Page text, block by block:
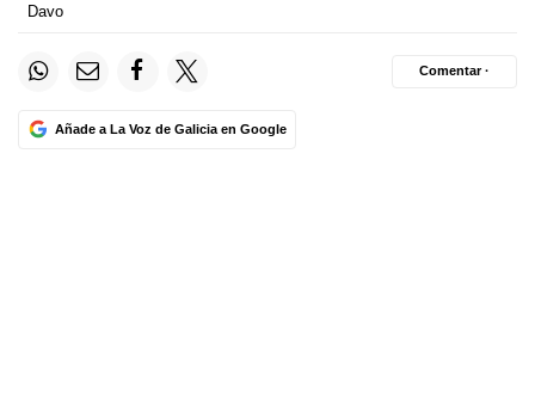
Davo
Añade a La Voz de Galicia en Google
Comentar ·